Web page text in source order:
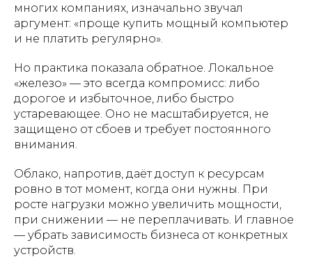
многих компаниях, изначально звучал
аргумент: «проще купить мощный компьютер
и не платить регулярно».
Но практика показала обратное. Локальное
«железо» — это всегда компромисс: либо
дорогое и избыточное, либо быстро
устаревающее. Оно не масштабируется, не
защищено от сбоев и требует постоянного
внимания.
Облако, напротив, даёт доступ к ресурсам
ровно в тот момент, когда они нужны. При
росте нагрузки можно увеличить мощности,
при снижении — не переплачивать. И главное
— убрать зависимость бизнеса от конкретных
устройств.